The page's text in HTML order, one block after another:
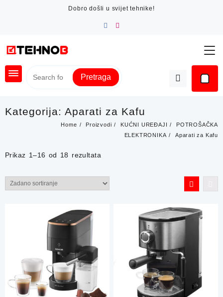
Dobro došli u svijet tehnike!
Pretraga
Kategorija: Aparati za Kafu
Home Proizvodi KUĆNI UREĐAJI
POTROŠAČKA
ELEKTRONIKA
Aparati za Kafu
Prikaz 1–16 od 18 rezultata